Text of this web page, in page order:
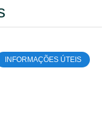
INFORMAÇÕES ÚTEIS